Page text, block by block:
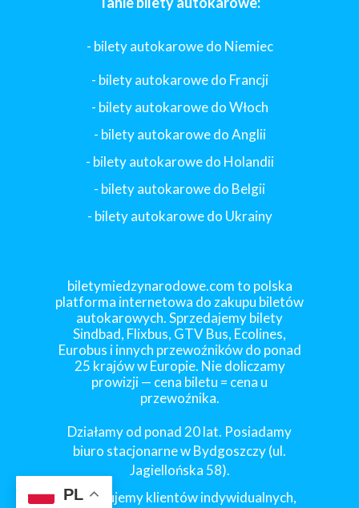
PL
biletymiedzynarodowe.com to polska
platforma internetowa do zakupu biletów
autokarowych. Sprzedajemy bilety
Sindbad, Flixbus, GTV Bus, Ecolines,
Eurobus i innych przewoźników do ponad
25 krajów w Europie. Nie doliczamy
prowizji — cena biletu = cena u
przewoźnika.
Działamy od ponad 20 lat. Posiadamy
biuro stacjonarne w Bydgoszczy (ul.
Jagiellońska 58).
Obsługujemy klientów indywidualnych,
- bilety autokarowe do Niemiec
- bilety autokarowe do Francji
- bilety autokarowe do Włoch
- bilety autokarowe do Anglii
- bilety autokarowe do Holandii
- bilety autokarowe do Belgii
- bilety autokarowe do Ukrainy